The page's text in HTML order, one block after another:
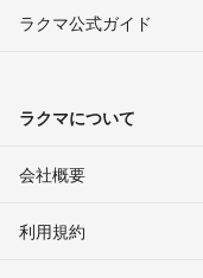
ラクマ公式ガイド
ラクマについて
会社概要
利用規約